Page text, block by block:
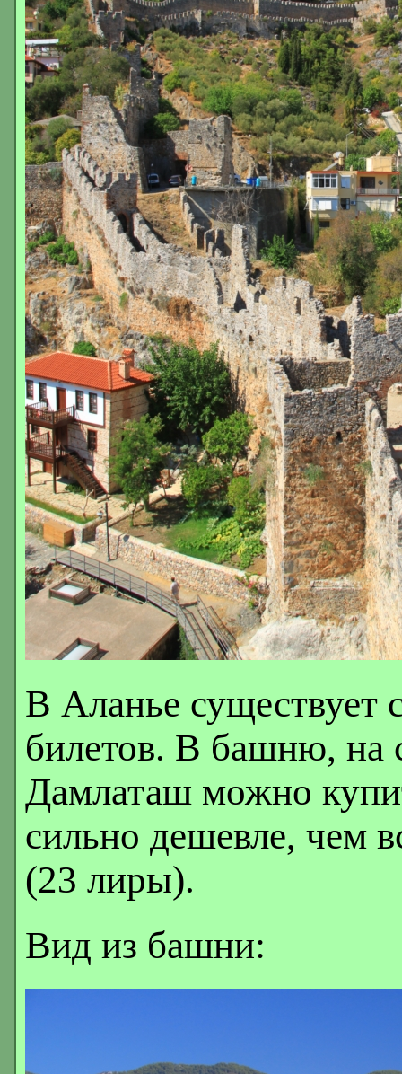
В Аланье существует
билетов. В башню, на
Дамлаташ можно
сильно дешевле, чем
(23 лиры).
Вид из башни: